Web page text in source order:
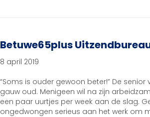
Betuwe65plus
8 april 2019
“Soms is ouder gewoon beter!” De senior
gauw oud. Menigeen wil na zijn
een paar uurtjes per week aan de slag.
ongedwongen serieus aan het werk om